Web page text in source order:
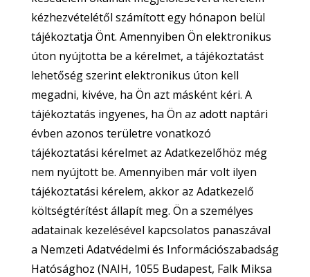
kézhezvételétől számított egy hónapon belül
tájékoztatja Önt. Amennyiben Ön elektronikus
úton nyújtotta be a kérelmet, a tájékoztatást
lehetőség szerint elektronikus úton kell
megadni, kivéve, ha Ön azt másként kéri. A
tájékoztatás ingyenes, ha Ön az adott naptári
évben azonos területre vonatkozó
tájékoztatási kérelmet az Adatkezelőhöz még
nem nyújtott be. Amennyiben már volt ilyen
tájékoztatási kérelem, akkor az Adatkezelő
költségtérítést állapít meg. Ön a személyes
adatainak kezelésével kapcsolatos panaszával
a Nemzeti Adatvédelmi és Információszabadság
Hatósághoz (NAIH, 1055 Budapest, Falk Miksa